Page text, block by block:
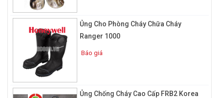
Ủng Cho Phòng Cháy Chữa Cháy
Ranger 1000
Báo giá
Ủng Chống Cháy Cao Cấp FRB2 Korea